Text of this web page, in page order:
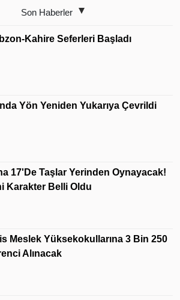
Son Haberler
Kahire Seferleri Başladı
Yön Yeniden Yukarıya Çevrildi
17'de Taşlar Yerinden Oynayacak!
Karakter Belli Oldu
Meslek Yüksekokullarına 3 Bin 250
Alınacak